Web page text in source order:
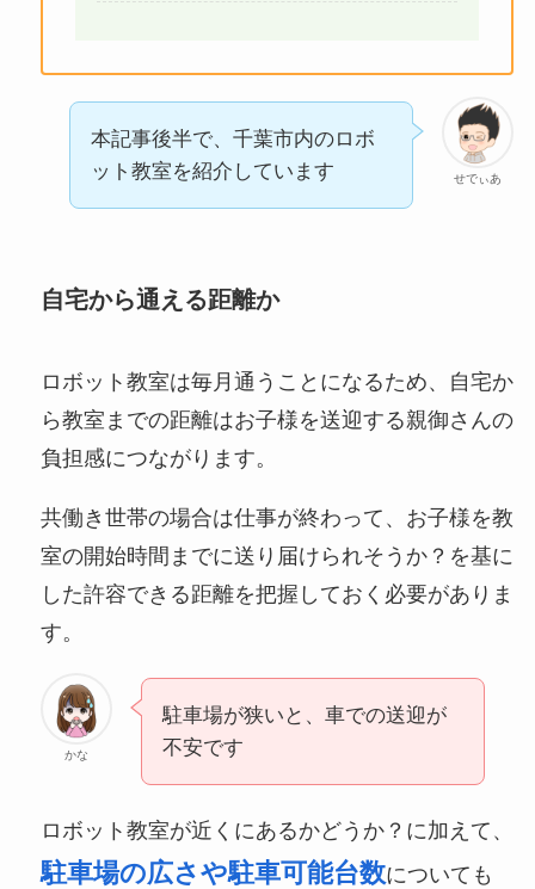
せでぃあ
本記事後半で、千葉市内のロボ
ット教室を紹介しています
自宅から通える距離か
ロボット教室は毎月通うことになるため、自宅か
ら教室までの距離はお子様を送迎する親御さんの
負担感につながります。
共働き世帯の場合は仕事が終わって、お子様を教
室の開始時間までに送り届けられそうか？を基に
した許容できる距離を把握しておく必要がありま
す。
かな
駐車場が狭いと、車での送迎が
不安です
ロボット教室が近くにあるかどうか？に加えて、
駐車場の広さや駐車可能台数についても